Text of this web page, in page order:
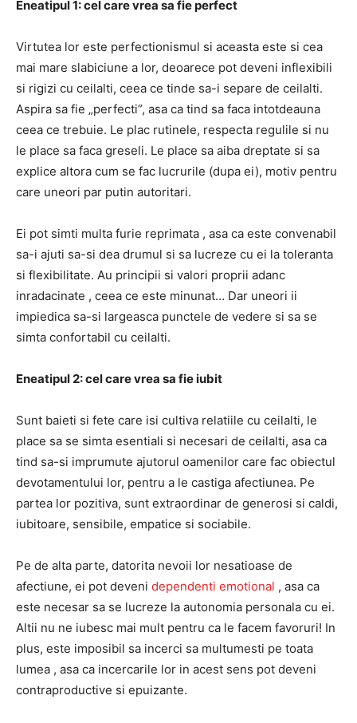
Eneatipul 1: cel care vrea sa fie perfect
Virtutea lor este perfectionismul si aceasta este si cea
mai mare slabiciune a lor, deoarece pot deveni inflexibili
si rigizi cu ceilalti, ceea ce tinde sa-i separe de ceilalti.
Aspira sa fie „perfecti”, asa ca tind sa faca intotdeauna
ceea ce trebuie. Le plac rutinele, respecta regulile si nu
le place sa faca greseli. Le place sa aiba dreptate si sa
explice altora cum se fac lucrurile (dupa ei), motiv pentru
care uneori par putin autoritari.
Ei pot simti multa furie reprimata , asa ca este convenabil
sa-i ajuti sa-si dea drumul si sa lucreze cu ei la toleranta
si flexibilitate. Au principii si valori proprii adanc
inradacinate , ceea ce este minunat… Dar uneori ii
impiedica sa-si largeasca punctele de vedere si sa se
simta confortabil cu ceilalti.
Eneatipul 2: cel care vrea sa fie iubit
Sunt baieti si fete care isi cultiva relatiile cu ceilalti, le
place sa se simta esentiali si necesari de ceilalti, asa ca
tind sa-si imprumute ajutorul oamenilor care fac obiectul
devotamentului lor, pentru a le castiga afectiunea. Pe
partea lor pozitiva, sunt extraordinar de generosi si caldi,
iubitoare, sensibile, empatice si sociabile.
Pe de alta parte, datorita nevoii lor nesatioase de
afectiune, ei pot deveni dependenti emotional , asa ca
este necesar sa se lucreze la autonomia personala cu ei.
Altii nu ne iubesc mai mult pentru ca le facem favoruri! In
plus, este imposibil sa incerci sa multumesti pe toata
lumea , asa ca incercarile lor in acest sens pot deveni
contraproductive si epuizante.